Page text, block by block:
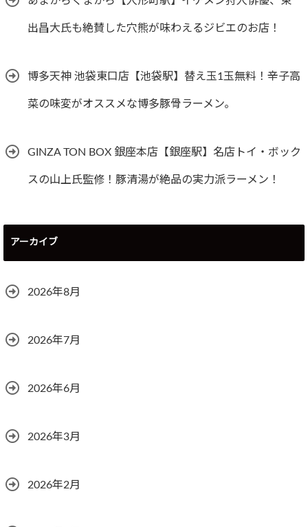
出昌大氏も絶賛した穴熊が味わえるジビエのお店！
博多天神 池袋東口店【池袋駅】替え玉1玉無料！辛子高
菜の味変がオススメな博多豚骨ラーメン。
GINZA TON BOX 銀座本店【銀座駅】名店トイ・ボック
スの山上氏監修！豚清湯が絶品の実力派ラーメン！
アーカイブ
2026年8月
2026年7月
2026年6月
2026年3月
2026年2月